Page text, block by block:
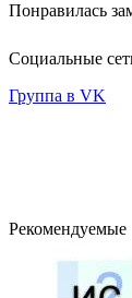
Понравилась
Социальные
Группа в VK
Рекомендуемые